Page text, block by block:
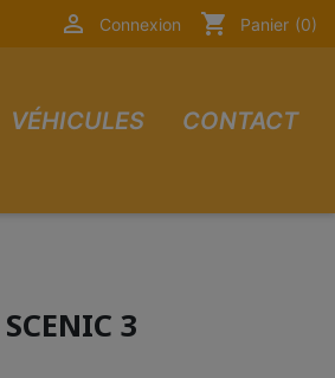
 Connexion shopping_cart Panier (0)
VÉHICULES CONTACT
3